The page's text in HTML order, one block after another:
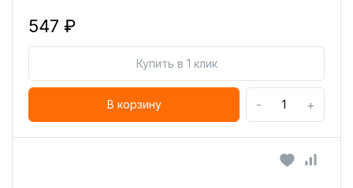
547 ₽
Купить в 1 клик
В корзину - +